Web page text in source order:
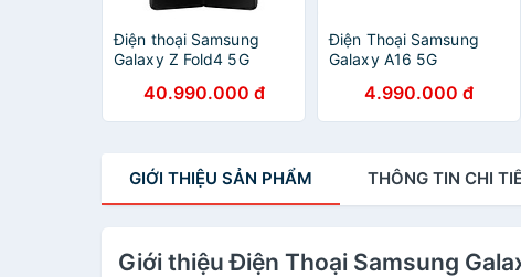
Điện thoại Samsung
Galaxy Z Fold4 5G
chính hãng
40.990.000 đ
Điện Thoại Samsung
Galaxy A16 5G
Hoạt Bảo Hành Điện Tử
- Hàng Chính Hãng
4.990.000 đ
GIỚI THIỆU SẢN PHẨM THÔNG TIN CHI
Giới thiệu Điện Thoại Samsung